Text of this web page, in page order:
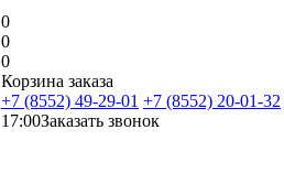
0
0
0
Корзина заказа
+7 (8552) 49-29-01 +7 (8552) 20-01-32
17:00Заказать звонок